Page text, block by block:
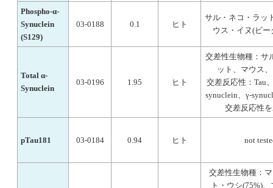
Phospho-α‐
Synuclein
(S129)
03-0188 0.1 ヒト
サル・ネコ・ラッ
ウス・イヌ(ビー
Total α‐
Synuclein
03-0196 1.95 ヒト
交差性生物種：サ
ット、マウス
交差反応性：Tau
synuclein、γ-
交差反応性
pTau181 03-0184 0.94 ヒト not
交差性生物種：
ト・ウシ(75%)